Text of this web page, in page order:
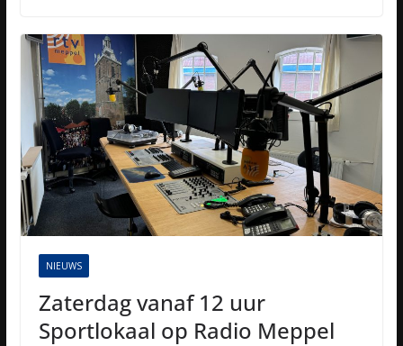
NIEUWS
Zaterdag vanaf 12 uur
Sportlokaal op Radio Meppel